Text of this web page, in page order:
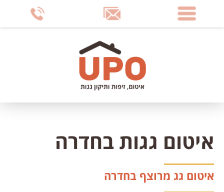
איטום גגות בחדרה
איטום גג מרוצף בחדרה